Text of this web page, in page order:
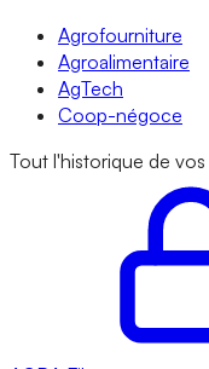
Agrofourniture
Agroalimentaire
AgTech
Coop-négoce
Tout l'historique de